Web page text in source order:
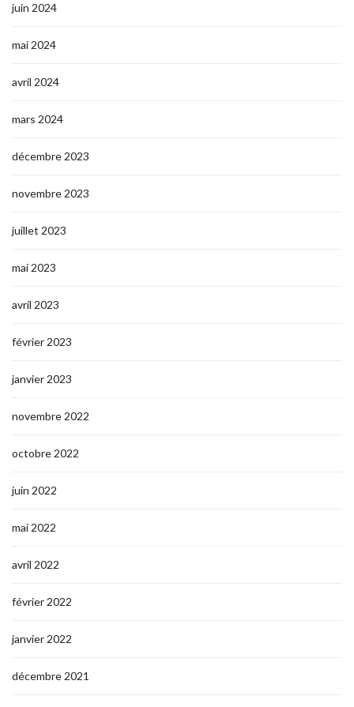
juin 2024
mai 2024
avril 2024
mars 2024
décembre 2023
novembre 2023
juillet 2023
mai 2023
avril 2023
février 2023
janvier 2023
novembre 2022
octobre 2022
juin 2022
mai 2022
avril 2022
février 2022
janvier 2022
décembre 2021